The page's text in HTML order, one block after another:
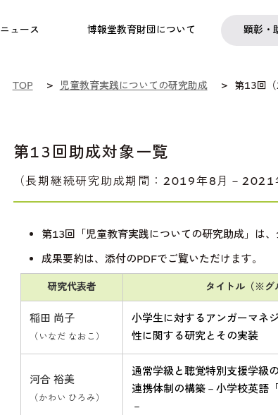
ニュース 博報堂教育財団について 顕彰・
についての研究助成 奨学金 フェローシップ
日本
プログ
TOP 児童教育実践についての研究助成 第13回
第13回助成対象一覧
（長期継続研究助成期間：2019年8月－
第13回「児童教育実践についての研究助成」は
成果要約は、添付のPDFでご覧いただけます。
研究代表者 タイトル（※グ
稲田 尚子
（いなだ なおこ）
小学生に対するアンガーマネ
性に関する研究とその実装
河合 裕美
（かわい ひろみ）
通常学級と聴覚特別支援学級
連携体制の構築－小学校英語
－